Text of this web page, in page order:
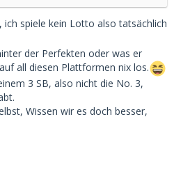
spiele kein Lotto also tatsächlich
der Perfekten oder was er
all diesen Plattformen nix los.
3 SB, also nicht die No. 3,
Wissen wir es doch besser,